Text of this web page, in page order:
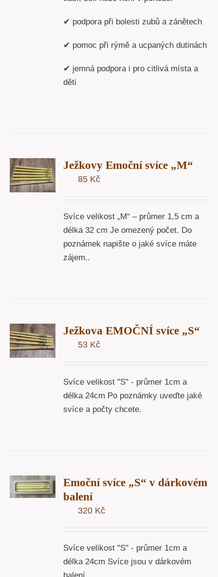
✔ podpora při bolesti zubů a zánětech
✔ pomoc při rýmě a ucpaných dutinách
✔ jemná podpora i pro citlivá místa a
děti
Ježkovy Emoční svíce „M“
85 Kč
Svíce velikost „M“ – průmer 1,5 cm a
délka 32 cm Je omezený počet. Do
poznámek napište o jaké svíce máte
zájem..
Ježkova EMOČNÍ svíce „S“
53 Kč
Svíce velikost "S" - průmer 1cm a
délka 24cm Po poznámky uveďte jaké
svíce a počty chcete.
Emoční svíce „S“ v dárkovém
balení
320 Kč
Svíce velikost "S" - průmer 1cm a
délka 24cm Svíce jsou v dárkovém
balení.